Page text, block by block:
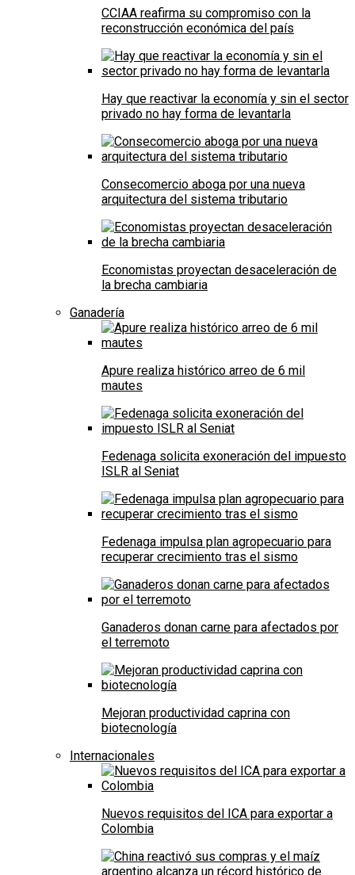
CCIAA reafirma su compromiso con la
reconstrucción económica del país
Hay que reactivar la economía y sin el sector
privado no hay forma de levantarla
Consecomercio aboga por una nueva
arquitectura del sistema tributario
Economistas proyectan desaceleración de
la brecha cambiaria
Ganadería
Apure realiza histórico arreo de 6 mil
mautes
Fedenaga solicita exoneración del impuesto
ISLR al Seniat
Fedenaga impulsa plan agropecuario para
recuperar crecimiento tras el sismo
Ganaderos donan carne para afectados por
el terremoto
Mejoran productividad caprina con
biotecnología
Internacionales
Nuevos requisitos del ICA para exportar a
Colombia